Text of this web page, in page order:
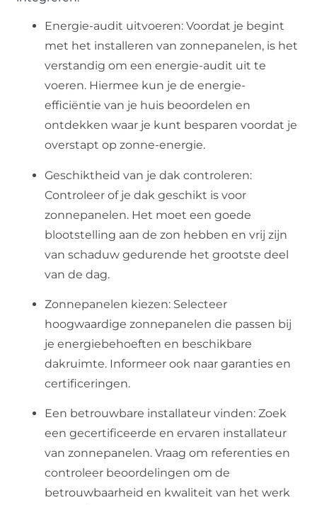
Energie-audit uitvoeren: Voordat je begint
met het installeren van zonnepanelen, is het
verstandig om een ​​energie-audit uit te
voeren. Hiermee kun je de energie-
efficiëntie van je huis beoordelen en
ontdekken waar je kunt besparen voordat je
overstapt op zonne-energie.
Geschiktheid van je dak controleren:
Controleer of je dak geschikt is voor
zonnepanelen. Het moet een goede
blootstelling aan de zon hebben en vrij zijn
van schaduw gedurende het grootste deel
van de dag.
Zonnepanelen kiezen: Selecteer
hoogwaardige zonnepanelen die passen bij
je energiebehoeften en beschikbare
dakruimte. Informeer ook naar garanties en
certificeringen.
Een betrouwbare installateur vinden: Zoek
een gecertificeerde en ervaren installateur
van zonnepanelen. Vraag om referenties en
controleer beoordelingen om de
betrouwbaarheid en kwaliteit van het werk